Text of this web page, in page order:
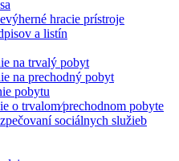
hracie prístroje
a listín
na trvalý pobyt
na prechodný pobyt
pobytu
o trvalom⁄prechodnom pobyte
sociálnych služieb